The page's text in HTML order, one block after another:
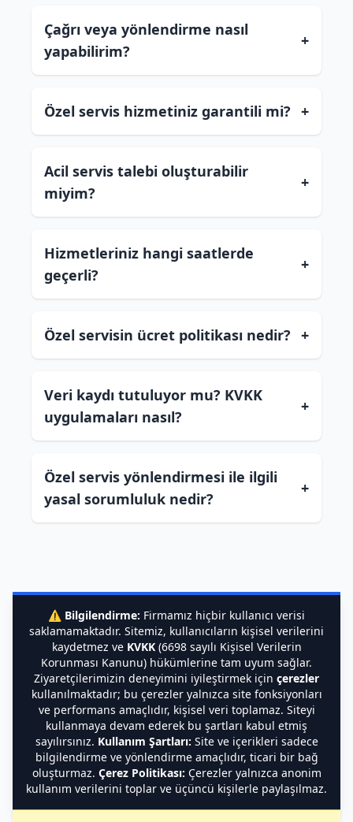
Çağrı veya yönlendirme nasıl
yapabilirim?
+
Özel servis hizmetiniz garantili mi? +
Acil servis talebi oluşturabilir
miyim?
+
Hizmetleriniz hangi saatlerde
geçerli?
+
Özel servisin ücret politikası nedir? +
Veri kaydı tutuluyor mu? KVKK
uygulamaları nasıl?
+
Özel servis yönlendirmesi ile ilgili
yasal sorumluluk nedir?
+
⚠️ Bilgilendirme: Firmamız hiçbir kullanıcı verisi
saklamamaktadır. Sitemiz, kullanıcıların kişisel verilerini
kaydetmez ve KVKK(6698 sayılı Kişisel Verilerin
Korunması Kanunu) hükümlerine tam uyum sağlar.
Ziyaretçilerimizin deneyimini iyileştirmek için çerezler
kullanılmaktadır; bu çerezler yalnızca site fonksiyonları
ve performans amaçlıdır, kişisel veri toplamaz. Siteyi
kullanmaya devam ederek bu şartları kabul etmiş
sayılırsınız. Kullanım Şartları: Site ve içerikleri sadece
bilgilendirme ve yönlendirme amaçlıdır, ticari bir bağ
oluşturmaz. Çerez Politikası: Çerezler yalnızca anonim
kullanım verilerini toplar ve üçüncü kişilerle paylaşılmaz.